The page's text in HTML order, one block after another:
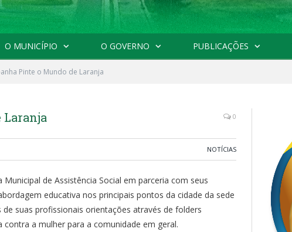
O MUNICÍPIO O GOVERNO PUBLICAÇÕES
Pinte o Mundo de Laranja
Laranja 0
NOTÍCIAS
de Assistência Social em parceria com seus
educativa nos principais pontos da cidade da sede
suas profissionais orientações através de folders
a mulher para a comunidade em geral.